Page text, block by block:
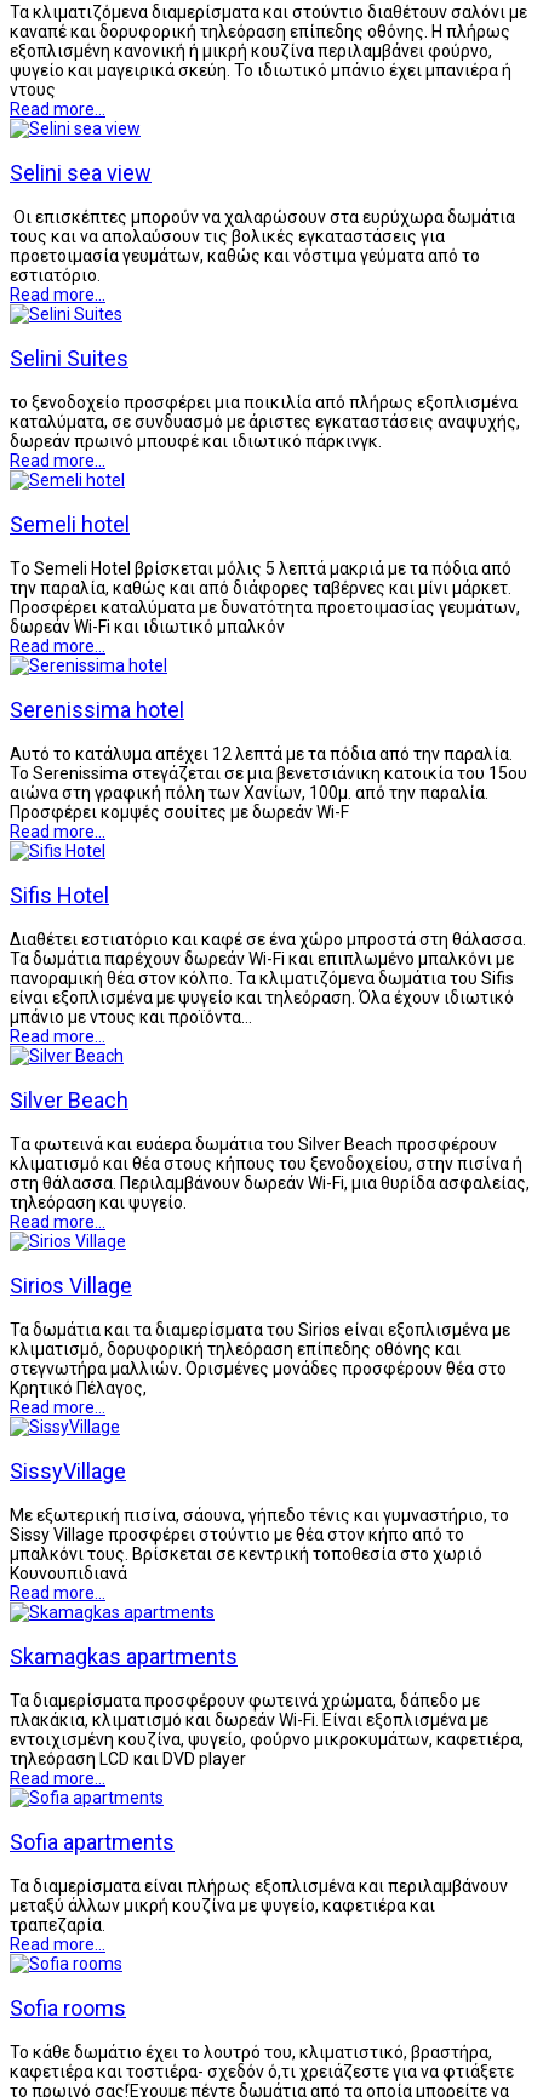
Τα κλιματιζόμενα διαμερίσματα και στούντιο διαθέτουν σαλόνι με
καναπέ και δορυφορική τηλεόραση επίπεδης οθόνης. Η πλήρως
εξοπλισμένη κανονική ή μικρή κουζίνα περιλαμβάνει φούρνο,
ψυγείο και μαγειρικά σκεύη. Το ιδιωτικό μπάνιο έχει μπανιέρα ή
ντους
Read more...
Selini sea view
Οι επισκέπτες μπορούν να χαλαρώσουν στα ευρύχωρα δωμάτια
τους και να απολαύσουν τις βολικές εγκαταστάσεις για
προετοιμασία γευμάτων, καθώς και νόστιμα γεύματα από το
εστιατόριο.
Read more...
Selini Suites
το ξενοδοχείο προσφέρει μια ποικιλία από πλήρως εξοπλισμένα
καταλύματα, σε συνδυασμό με άριστες εγκαταστάσεις αναψυχής,
δωρεάν πρωινό μπουφέ και ιδιωτικό πάρκινγκ.
Read more...
Semeli hotel
Tο Semeli Hotel βρίσκεται μόλις 5 λεπτά μακριά με τα πόδια από
την παραλία, καθώς και από διάφορες ταβέρνες και μίνι μάρκετ.
Προσφέρει καταλύματα με δυνατότητα προετοιμασίας γευμάτων,
δωρεάν Wi-Fi και ιδιωτικό μπαλκόν
Read more...
Serenissima hotel
Αυτό το κατάλυμα απέχει 12 λεπτά με τα πόδια από την παραλία.
Το Serenissima στεγάζεται σε μια βενετσιάνικη κατοικία του 15ου
αιώνα στη γραφική πόλη των Χανίων, 100μ. από την παραλία.
Προσφέρει κομψές σουίτες με δωρεάν Wi-F
Read more...
Sifis Hotel
Διαθέτει εστιατόριο και καφέ σε ένα χώρο μπροστά στη θάλασσα.
Τα δωμάτια παρέχουν δωρεάν Wi-Fi και επιπλωμένο μπαλκόνι με
πανοραμική θέα στον κόλπο. Τα κλιματιζόμενα δωμάτια του Sifis
είναι εξοπλισμένα με ψυγείο και τηλεόραση. Όλα έχουν ιδιωτικό
μπάνιο με ντους και προϊόντα…
Read more...
Silver Beach
Tα φωτεινά και ευάερα δωμάτια του Silver Beach προσφέρουν
κλιματισμό και θέα στους κήπους του ξενοδοχείου, στην πισίνα ή
στη θάλασσα. Περιλαμβάνουν δωρεάν Wi-Fi, μια θυρίδα ασφαλείας,
τηλεόραση και ψυγείο.
Read more...
Sirios Village
Τα δωμάτια και τα διαμερίσματα του Sirios eίναι εξοπλισμένα με
κλιματισμό, δορυφορική τηλεόραση επίπεδης οθόνης και
στεγνωτήρα μαλλιών. Ορισμένες μονάδες προσφέρουν θέα στο
Κρητικό Πέλαγος,
Read more...
SissyVillage
Με εξωτερική πισίνα, σάουνα, γήπεδο τένις και γυμναστήριο, το
Sissy Village προσφέρει στούντιο με θέα στον κήπο από το
μπαλκόνι τους. Βρίσκεται σε κεντρική τοποθεσία στο χωριό
Κουνουπιδιανά
Read more...
Skamagkas apartments
Τα διαμερίσματα προσφέρουν φωτεινά χρώματα, δάπεδο με
πλακάκια, κλιματισμό και δωρεάν Wi-Fi. Είναι εξοπλισμένα με
εντοιχισμένη κουζίνα, ψυγείο, φούρνο μικροκυμάτων, καφετιέρα,
τηλεόραση LCD και DVD player
Read more...
Sofia apartments
Τα διαμερίσματα είναι πλήρως εξοπλισμένα και περιλαμβάνουν
μεταξύ άλλων μικρή κουζίνα με ψυγείο, καφετιέρα και
τραπεζαρία.
Read more...
Sofia rooms
Το κάθε δωμάτιο έχει το λουτρό του, κλιματιστικό, βραστήρα,
καφετιέρα και τοστιέρα- σχεδόν ό,τι χρειάζεστε για να φτιάξετε
το πρωινό σας!Έχουμε πέντε δωμάτια από τα οποία μπορείτε να